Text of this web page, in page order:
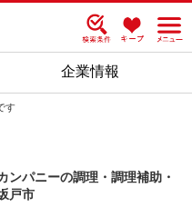
企業情報
す
パニーの調理・調理補助・
戸市